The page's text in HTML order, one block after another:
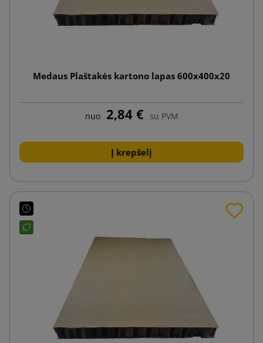
Medaus Plaštakės kartono lapas 600x400x20
nuo 2,84 € su PVM
Į krepšelį